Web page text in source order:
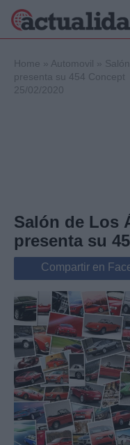
Internacional
Viajes
Home » Automovil »
presenta su 454 Concept
25/02/2020
Salón de Los
presenta su
Compartir en